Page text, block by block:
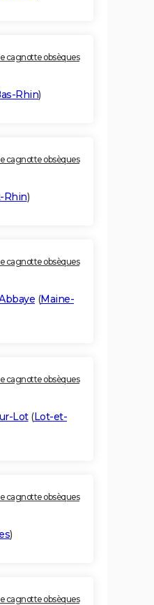
cagnotte obsèques
Rhin)
cagnotte obsèques
Rhin)
cagnotte obsèques
(Maine-
cagnotte obsèques
Lot(Lot-et-
cagnotte obsèques
)
cagnotte obsèques